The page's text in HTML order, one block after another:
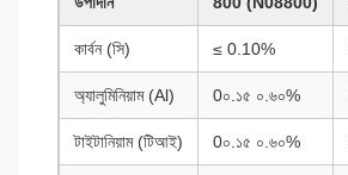
কার্বন (সি) ≤ 0.10%
অ্যালুমিনিয়াম (Al) 0০.১৫ ০.৬০%
টাইটানিয়াম (টিআই) 0০.১৫ ০.৬০%